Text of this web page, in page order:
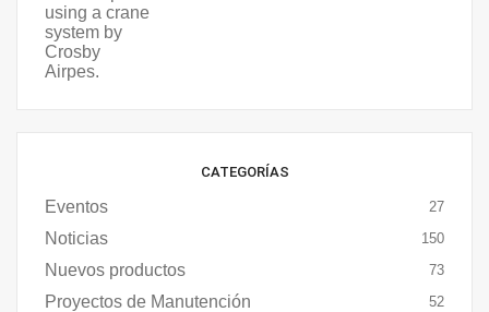
CATEGORÍAS
Eventos 27
Noticias 150
Nuevos productos 73
Proyectos de Manutención 52